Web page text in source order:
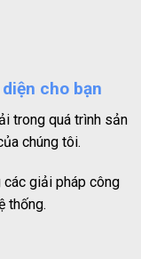
cho bạn
trong quá trình sản
chúng tôi.
giải pháp công
thống.